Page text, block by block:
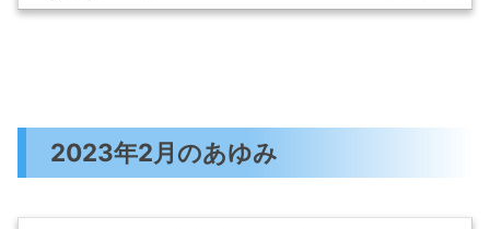
2023年2月のあゆみ